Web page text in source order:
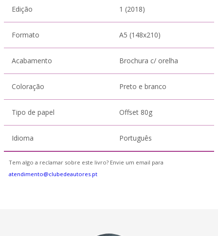
Edição 1 (2018)
Formato A5 (148x210)
Acabamento Brochura c/ orelha
Coloração Preto e branco
Tipo de papel Offset 80g
Idioma Português
Tem algo a reclamar sobre este livro? Envie um email para
atendimento@clubedeautores.pt